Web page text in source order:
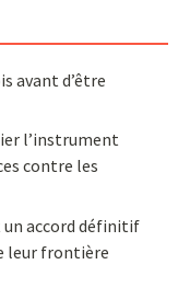
avant d’être
l’instrument
contre les
un accord définitif
leur frontière